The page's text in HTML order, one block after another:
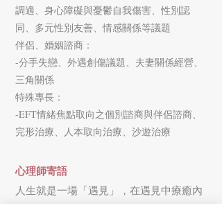
調適、身心障礙與憂鬱自我傷害、性別認
同、多元性別友善、情感關係等議題
伴侶、婚姻諮商：
-分手失戀、外遇創傷議題、夫妻關係經營、
三角關係
特殊專長：
-EFT情緒焦點取向之個別諮商與伴侶諮商、
完形治療、人本取向治療、沙遊治療
心理師寄語
人生就是一場「遇見」，在遇見中療癒內